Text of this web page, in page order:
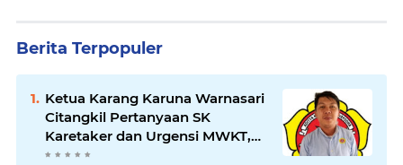
Berita Terpopuler
Ketua Karang Karuna Warnasari
Citangkil Pertanyaan SK
Karetaker dan Urgensi MWKT,
Saat Suasana Berduka